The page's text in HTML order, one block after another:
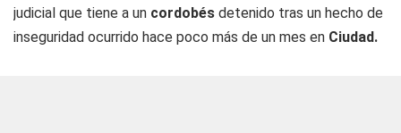
judicial que tiene a un cordobés detenido tras un hecho de
inseguridad ocurrido hace poco más de un mes en Ciudad.